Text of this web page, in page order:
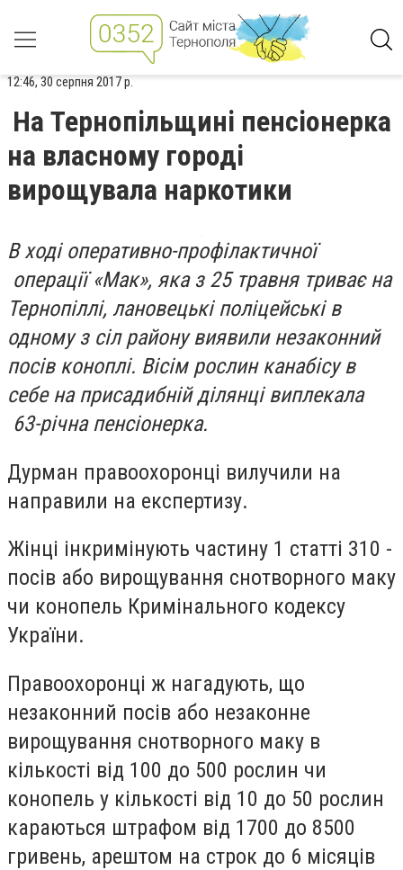
12:46, 30 серпня 2017 р.
На Тернопільщині пенсіонерка
на власному городі
вирощувала наркотики
В ході оперативно-профілактичної
операції «Мак», яка з 25 травня триває на
Тернопіллі, лановецькі поліцейські в
одному з сіл району виявили незаконний
посів коноплі. Вісім рослин канабісу в
себе на присадибній ділянці виплекала
63-річна пенсіонерка.
Дурман правоохоронці вилучили на
направили на експертизу.
Жінці інкримінують частину 1 статті 310 -
посів або вирощування снотворного маку
чи конопель Кримінального кодексу
України.
Правоохоронці ж нагадують, що
незаконний посів або незаконне
вирощування снотворного маку в
кількості від 100 до 500 рослин чи
конопель у кількості від 10 до 50 рослин
караються штрафом від 1700 до 8500
гривень, арештом на строк до 6 місяців